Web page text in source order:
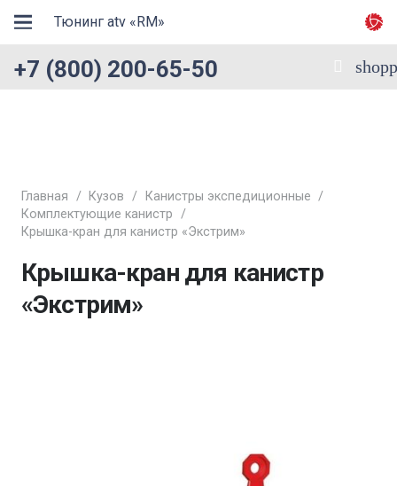
Тюнинг atv «RM»
+7 (800) 200-65-50
Главная / Кузов / Канистры экспедиционные /
Комплектующие канистр /
Крышка-кран для канистр «Экстрим»
Крышка-кран для канистр
«Экстрим»